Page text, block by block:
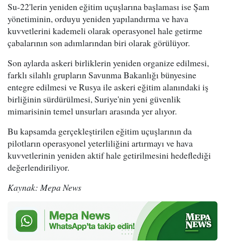
Su-22'lerin yeniden eğitim uçuşlarına başlaması ise Şam
yönetiminin, orduyu yeniden yapılandırma ve hava
kuvvetlerini kademeli olarak operasyonel hale getirme
çabalarının son adımlarından biri olarak görülüyor.
Son aylarda askeri birliklerin yeniden organize edilmesi,
farklı silahlı grupların Savunma Bakanlığı bünyesine
entegre edilmesi ve Rusya ile askeri eğitim alanındaki iş
birliğinin sürdürülmesi, Suriye'nin yeni güvenlik
mimarisinin temel unsurları arasında yer alıyor.
Bu kapsamda gerçekleştirilen eğitim uçuşlarının da
pilotların operasyonel yeterliliğini artırmayı ve hava
kuvvetlerinin yeniden aktif hale getirilmesini hedeflediği
değerlendiriliyor.
Kaynak: Mepa News